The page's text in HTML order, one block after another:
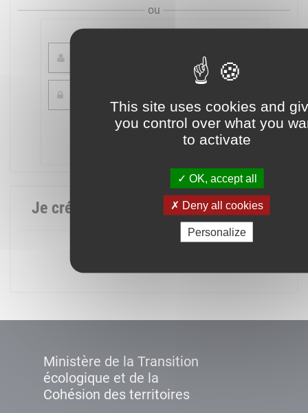
This site uses cookies and
you control over what you
to activate
OK, accept all
Deny all cookies
Personalize
ou
Mot de passe oublié ?
Je crée mon compte
Ministère de la Transition
écologique et de la
Cohésion des territoires